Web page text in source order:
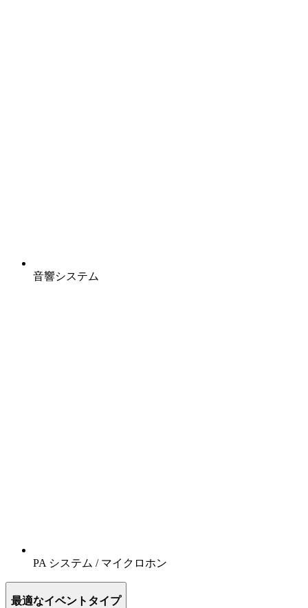
音響システム
PA システム / マイクロホン
最適なイベントタイプ